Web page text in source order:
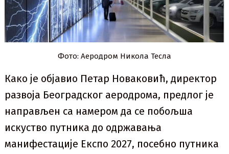
Фото: Аеродром Никола Тесла
Како је објавио Петар Новаковић, директор
развоја Београдског аеродрома, предлог је
направљен са намером да се побољша
искуство путника до одржавања
манифестације Експо 2027, посебно путника